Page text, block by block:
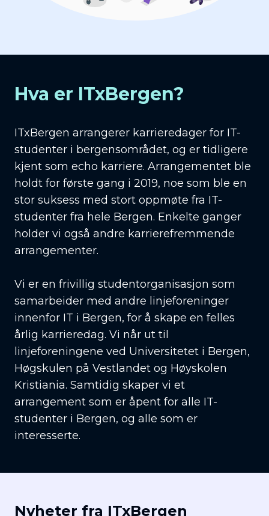
Hva er ITxBergen?
ITxBergen arrangerer karrieredager for IT-
studenter i bergensområdet, og er tidligere
kjent som echo karriere. Arrangementet ble
holdt for første gang i 2019, noe som ble en
stor suksess med stort oppmøte fra IT-
studenter fra hele Bergen. Enkelte ganger
holder vi også andre karrierefremmende
arrangementer.
Vi er en frivillig studentorganisasjon som
samarbeider med andre linjeforeninger
innenfor IT i Bergen, for å skape en felles
årlig karrieredag. Vi når ut til
linjeforeningene ved Universitetet i Bergen,
Høgskulen på Vestlandet og Høyskolen
Kristiania. Samtidig skaper vi et
arrangement som er åpent for alle IT-
studenter i Bergen, og alle som er
interesserte.
Nyheter fra ITxBergen